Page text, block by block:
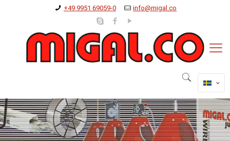
+49 9951 69059-0 info@migal.co